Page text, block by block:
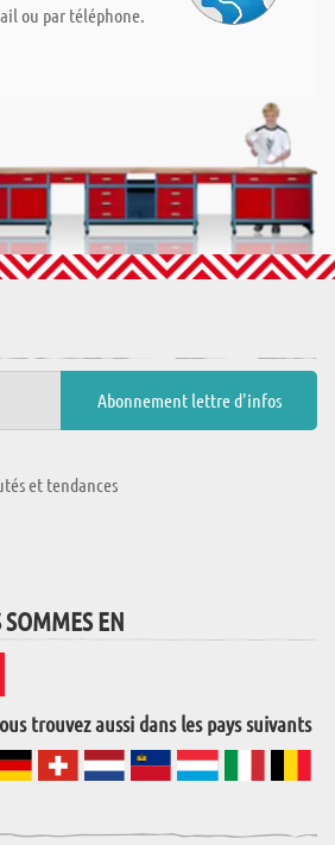
ou par téléphone.
et tendances
SOMMES EN
trouvez aussi dans les pays suivants